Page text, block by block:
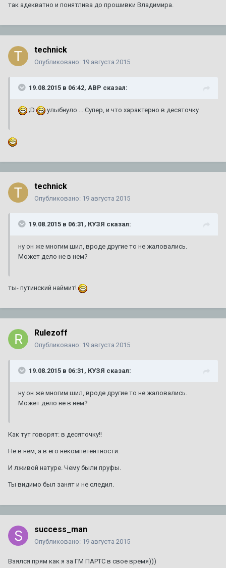
так адекватно и понятлива до прошивки Владимира.
technick
Опубликовано: 19 августа 2015
19.08.2015 в 06:42, ABP сказал:
;D улыбнуло ... Супер, и что характерно в десяточку
technick
Опубликовано: 19 августа 2015
19.08.2015 в 06:31, КУЗЯ сказал:
ну он же многим шил, вроде другие то не жаловались.
Может дело не в нем?
ты- путинский наймит!
Rulezoff
Опубликовано: 19 августа 2015
19.08.2015 в 06:31, КУЗЯ сказал:
ну он же многим шил, вроде другие то не жаловались.
Может дело не в нем?
Как тут говорят: в десяточку!!
Не в нем, а в его некомпетентности.
И лживой натуре. Чему были пруфы.
Ты видимо был занят и не следил.
success_man
Опубликовано: 19 августа 2015
Взялся прям как я за ГМ ПАРТС в свое время)))